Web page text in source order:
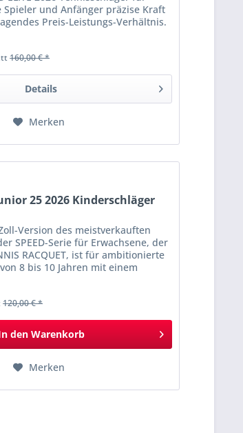
und Anfänger präzise Kraft
Preis-Leistungs-Verhältnis.
160,00 € *
Details
Merken
25 2026 Kinderschläger
Version des meistverkauften
SPEED-Serie für Erwachsene, der
RACQUET, ist für ambitionierte
8 bis 10 Jahren mit einem
120,00 € *
den Warenkorb
Merken